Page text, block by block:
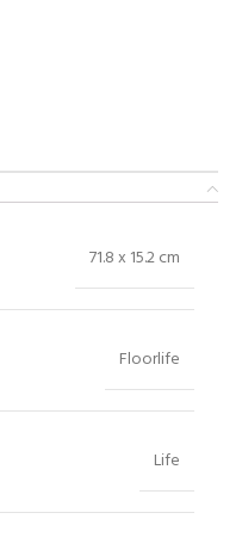
71.8 x 15.2 cm
Floorlife
Life